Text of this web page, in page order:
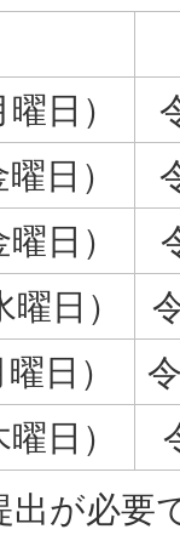
日）
日）
日）
日）
日）
日）
出が必要